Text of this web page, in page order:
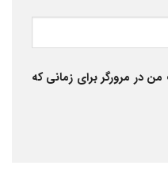
در مرورگر برای زمانی که